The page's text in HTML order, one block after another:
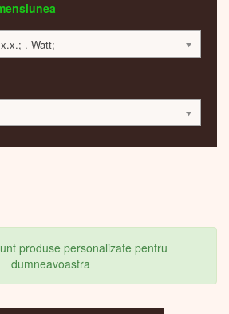
. Watt;
produse personalizate pentru
dumneavoastra